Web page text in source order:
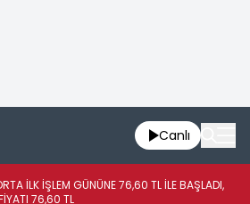
Canlı
İLK İŞLEM GÜNÜNE 76,60 TL İLE BAŞLADI,
76,60 TL